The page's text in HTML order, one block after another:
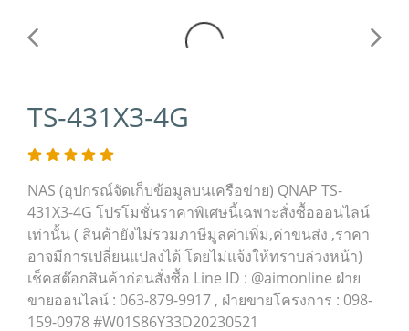
TS-431X3-4G
NAS (อุปกรณ์จัดเก็บข้อมูลบนเครือข่าย) QNAP TS-
431X3-4G โปรโมชั่นราคาพิเศษนี้เฉพาะสั่งซื้อออนไลน์
เท่านั้น ( สินค้ายังไม่รวมภาษีมูลค่าเพิ่ม,ค่าขนส่ง ,ราคา
อาจมีการเปลี่ยนแปลงได้ โดยไม่แจ้งให้ทราบล่วงหน้า)
เช็คสต๊อกสินค้าก่อนสั่งซื้อ Line ID : @aimonline ฝ่าย
ขายออนไลน์ : 063-879-9917 , ฝ่ายขายโครงการ : 098-
159-0978 #W01S86Y33D20230521